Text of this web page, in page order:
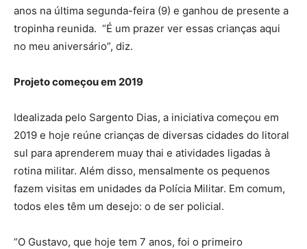
anos na última segunda-feira (9) e ganhou de presente a
tropinha reunida. “É um prazer ver essas crianças aqui
no meu aniversário”, diz.
Projeto começou em 2019
Idealizada pelo Sargento Dias, a iniciativa começou em
2019 e hoje reúne crianças de diversas cidades do litoral
sul para aprenderem muay thai e atividades ligadas à
rotina militar. Além disso, mensalmente os pequenos
fazem visitas em unidades da Polícia Militar. Em comum,
todos eles têm um desejo: o de ser policial.
“O Gustavo, que hoje tem 7 anos, foi o primeiro